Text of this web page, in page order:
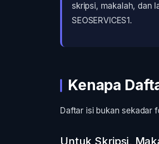
skripsi, makalah, dan
SEOSERVICES1.
Kenapa
Daftar isi bukan sekadar
Untuk Skripsi,